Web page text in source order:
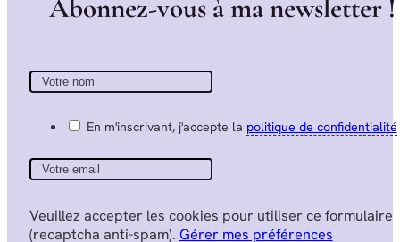
Abonnez-vous àmanewsletter !
En m'inscrivant, j'accepte la politique de confidentialité
Veuillez accepter les cookies pour utiliser ce formulaire
(recaptcha anti-spam). Gérer mes préférences